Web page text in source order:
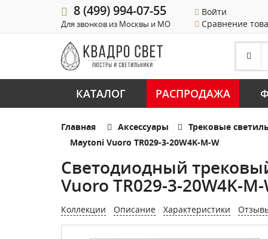
8 (499) 994-07-55
Для звонков из Москвы и МО
Войти
Сравнение
КАТАЛОГ РАСПРОДАЖА
Главная Аксессуары Трековые
Maytoni Vuoro TR029-3-20W4K-M-W
Светодиодный
Vuoro TR029-3-20W4K-M-
Коллекции Описание Характеристики